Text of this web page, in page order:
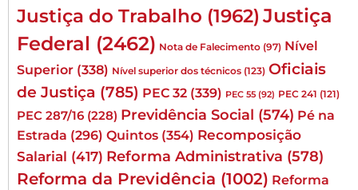
Justiça do Trabalho (1962) Justiça
Federal (2462) Nota de Falecimento (97) Nível
Superior (338) Nível superior dos técnicos (123) Oficiais
de Justiça (785) PEC 32 (339) PEC 55 (92) PEC 241 (121)
PEC 287/16 (228) Previdência Social (574) Pé na
Estrada (296) Quintos (354) Recomposição
Salarial (417) Reforma Administrativa (578)
Reforma da Previdência (1002) Reforma